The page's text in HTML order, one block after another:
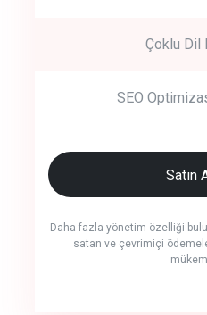
Çoklu Dil
SEO
Satın
Daha fazla yönetim özelliği
satan ve çevrimiçi